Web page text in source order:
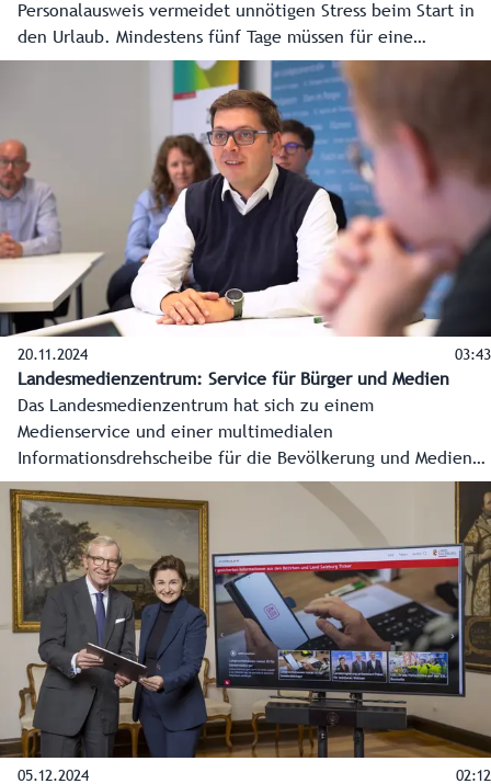
Personalausweis vermeidet unnötigen Stress beim Start in
den Urlaub. Mindestens fünf Tage müssen für eine
Neuausstellung veranschlagt werden. Bei einem großen
Ansturm verlängert sich dieser Zeitraum. Hier die
wichtigsten Tipps für die Antragstellung in den
Bezirkshauptmannschaften, im Magistrat der Stadt Salzburg
oder auch in manchen Gemeindeämtern.
20.11.2024 03:43
Landesmedienzentrum: Service für Bürger und Medien
Das Landesmedienzentrum hat sich zu einem
Medienservice und einer multimedialen
Informationsdrehscheibe für die Bevölkerung und Medien
entwickelt. Damit sind die Salzburgerinnen und Salzburger
jederzeit gesichert, verlässlich und zeitnahe informiert.
Das alles in Krisenzeiten, bei Wahlen oder internationalen
Ereignissen in Salzburg, aber auch im Alltag. Hand in Hand
arbeitet die Redaktion dabei mit den anderen
Fachbereichen Marketing und Internet zusammen. Dreh
und Angelpunkt der Kommunikation sind die
Landeswebsite, die Land Salzburg App inklusive
Sofortnachrichten für die Bezirke und auch der Land
Salzburg Ticker sowie die Social-Media-Kanäle des Landes.
05.12.2024 02:12